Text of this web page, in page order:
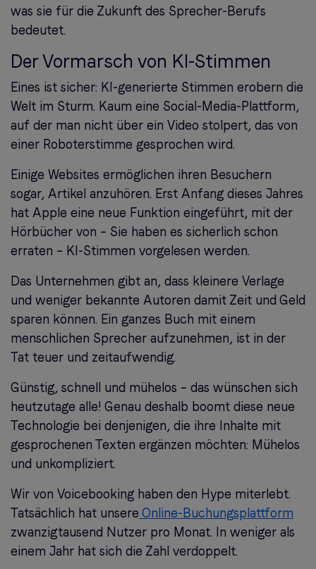
was sie für die Zukunft des Sprecher-Berufs
bedeutet.
Der Vormarsch von KI-Stimmen
Eines ist sicher: KI-generierte Stimmen erobern die
Welt im Sturm. Kaum eine Social-Media-Plattform,
auf der man nicht über ein Video stolpert, das von
einer Roboterstimme gesprochen wird.
Einige Websites ermöglichen ihren Besuchern
sogar, Artikel anzuhören. Erst Anfang dieses Jahres
hat Apple eine neue Funktion eingeführt, mit der
Hörbücher von – Sie haben es sicherlich schon
erraten – KI-Stimmen vorgelesen werden.
Das Unternehmen gibt an, dass kleinere Verlage
und weniger bekannte Autoren damit Zeit und Geld
sparen können. Ein ganzes Buch mit einem
menschlichen Sprecher aufzunehmen, ist in der
Tat teuer und zeitaufwendig.
Günstig, schnell und mühelos – das wünschen sich
heutzutage alle! Genau deshalb boomt diese neue
Technologie bei denjenigen, die ihre Inhalte mit
gesprochenen Texten ergänzen möchten: Mühelos
und unkompliziert.
Wir von Voicebooking haben den Hype miterlebt.
Tatsächlich hat unsere Online-Buchungsplattform
zwanzigtausend Nutzer pro Monat. In weniger als
einem Jahr hat sich die Zahl verdoppelt.